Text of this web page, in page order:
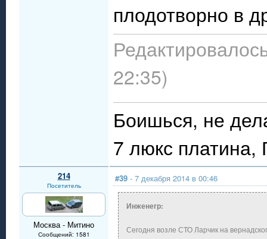
плодотворно в
22:35)
Боишься, не
7 люкс
214
Посетитель
Москва - Митино
Сообщений: 1581
#39 - 7 декабря 2014 в 00:46
Инженегр:
Сегодня возле СТО Ларчик на